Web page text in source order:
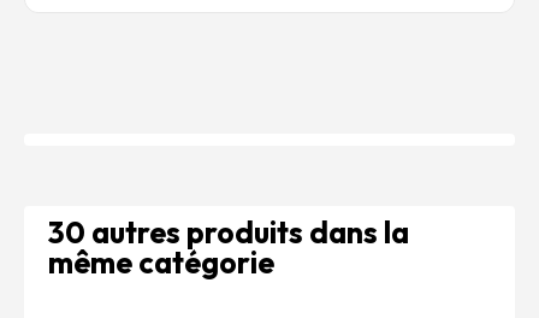
30 autres produits dans la
même catégorie